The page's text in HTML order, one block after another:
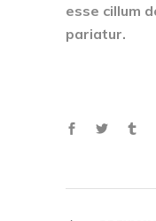
esse cillum
pariatur.